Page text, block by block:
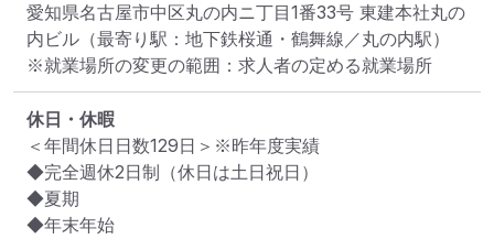
愛知県名古屋市中区丸の内ニ丁目1番33号 東建本社丸の
内ビル （最寄り駅：地下鉄桜通・鶴舞線／丸の内駅）
※就業場所の変更の範囲：求人者の定める就業場所
休日・休暇
＜年間休日日数129日＞※昨年度実績
◆完全週休2日制（休日は土日祝日）
◆夏期
◆年末年始